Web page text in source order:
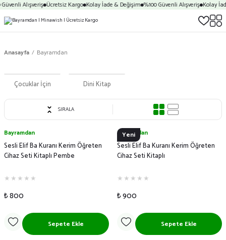
Alışveriş Ücretsiz Kargo Kolay İade & Değişim %100 Güvenli Alışveriş Kolay
Anasayfa Bayramdan
Çocuklar İçin Dini Kitap
SIRALA
Bayramdan
Sesli Elif Ba Kuranı Kerim Öğreten
Cihaz Seti Kitaplı Pembe
₺ 800
Sepete Ekle
Yeni
Bayramdan
Sesli Elif Ba Kuranı Kerim Öğreten
Cihaz Seti Kitaplı
₺ 900
Sepete Ekle